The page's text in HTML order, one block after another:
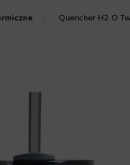
Quencher H2.O